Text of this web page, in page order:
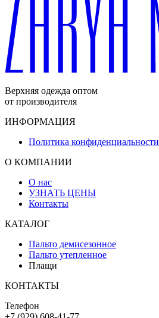
Верхняя одежда оптом
от производителя
ИНФОРМАЦИЯ
Политика конфиденциальности
О КОМПАНИИ
О нас
УЗНАТЬ ЦЕНЫ
Контакты
КАТАЛОГ
Пальто демисезонное
Пальто утепленное
Плащи
КОНТАКТЫ
Телефон